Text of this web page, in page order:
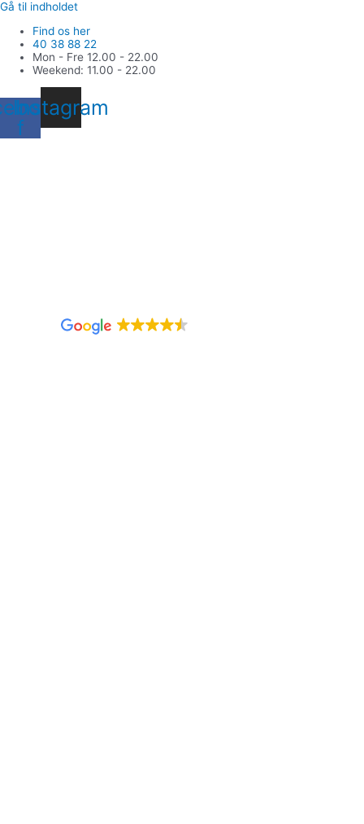
Gå til indholdet
Find os her
40 38 88 22
Mon - Fre 12.00 - 22.00
Weekend: 11.00 - 22.00
f
Instagram